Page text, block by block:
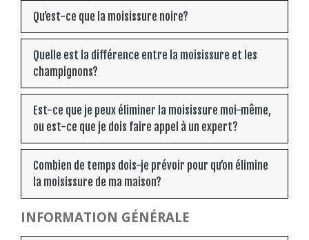
Qu’est-ce que la moisissure noire?
Quelle est la différence entre la moisissure et les
champignons?
Est-ce que je peux éliminer la moisissure moi-même,
ou est-ce que je dois faire appel à un expert?
Combien de temps dois-je prévoir pour qu’on élimine
la moisissure de ma maison?
INFORMATION GÉNÉRALE